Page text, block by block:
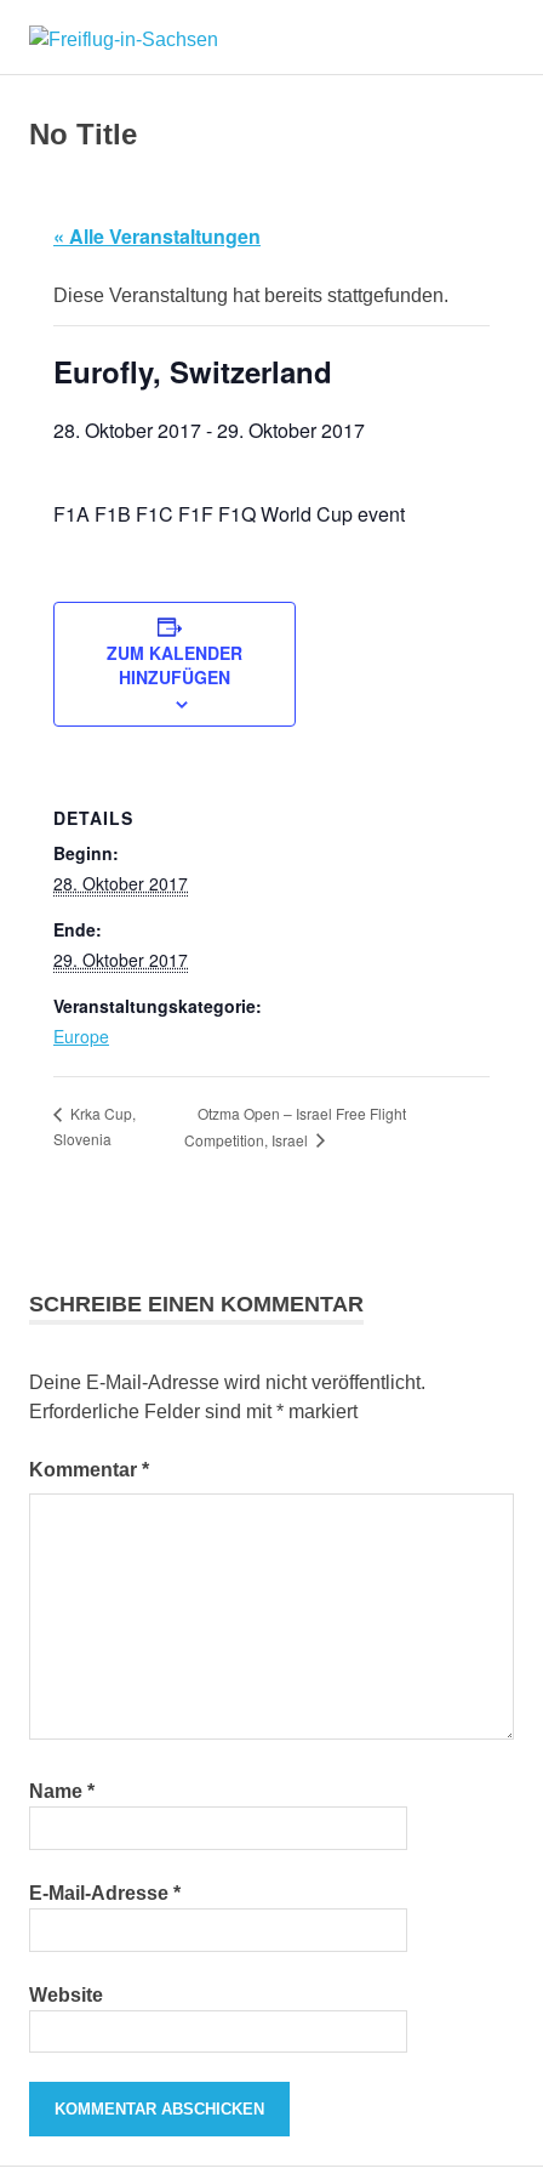
Inhalt
springen
No Title
« Alle Veranstaltungen
Diese Veranstaltung hat bereits stattgefunden.
Eurofly, Switzerland
28. Oktober 2017-29. Oktober 2017
F1A F1B F1C F1F F1Q World Cup event
ZUM KALENDER
HINZUFÜGEN
DETAILS
Beginn:
28. Oktober 2017
Ende:
29. Oktober 2017
Veranstaltungskategorie:
Europe
Krka Cup,
Slovenia
Otzma Open – Israel Free Flight
Competition, Israel
SCHREIBE EINEN KOMMENTAR
Deine E-Mail-Adresse wird nicht veröffentlicht.
Erforderliche Felder sind mit* markiert
Kommentar *
Name *
E-Mail-Adresse *
Website